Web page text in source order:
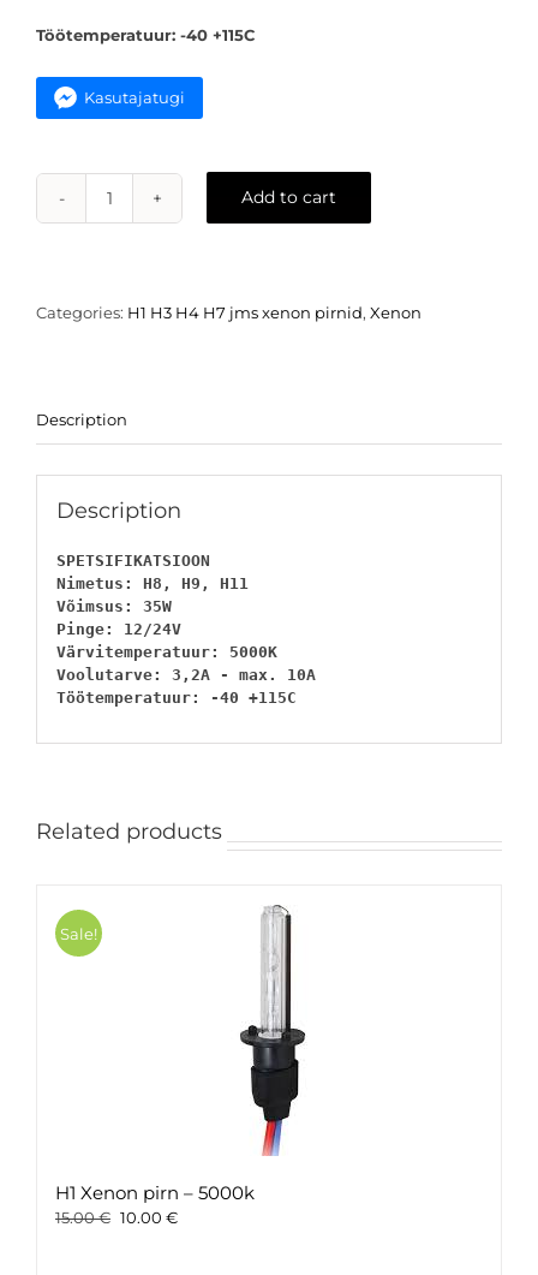
Töötemperatuur: -40 +115C
Kasutajatugi
H8
-
Add to cart
Categories: H1 H3 H4 H7 jms xenon pirnid, Xenon
Description
Description
SPETSIFIKATSIOON
Nimetus: H8, H9, H11
Võimsus: 35W
Pinge: 12/24V
Värvitemperatuur: 5000K
Voolutarve: 3,2A - max. 10A
Töötemperatuur: -40 +115C
Related products
Sale!
H1 Xenon pirn – 5000k
15.00€ Original
10.00 €Current